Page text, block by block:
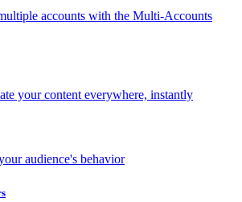
accounts with the Multi-Accounts
your content everywhere, instantly
audience's behavior